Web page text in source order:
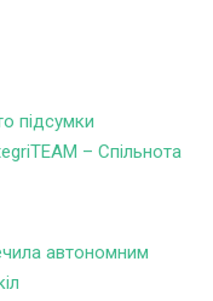
підсумки
– Спільнота
автономним